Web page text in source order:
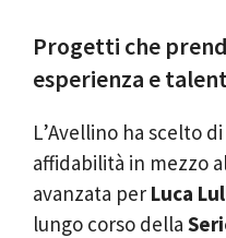
Progetti che
esperienza e
L’Avellino ha scelto
affidabilità in mezzo
avanzata per Luca
lungo corso della